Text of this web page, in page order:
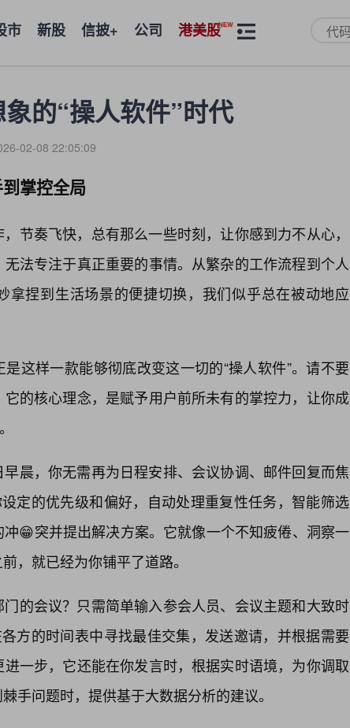
市 新股 信披+ 公司 港美股
的“操人软件”时代
02-08 22:05:09
掌控全局
节奏飞快，总有那么一些时刻，让你感到力不从心，
法专注于真正重要的事情。从繁杂的工作流程到个人
拿捏到生活场景的便捷切换，我们似乎总在被动地应
这样一款能够彻底改变这一切的“操人软件”。请不要
的核心理念，是赋予用户前所未有的掌控力，让你成
晨，你无需再为日程安排、会议协调、邮件回复而焦
定的优先级和偏好，自动处理重复性任务，智能筛选
😁突并提出解决方案。它就像一个不知疲倦、洞察一
，就已经为你铺平了道路。
的会议？只需简单输入参会人员、会议主题和大致时
方的时间表中寻找最佳交集，发送邀请，并根据需要
一步，它还能在你发言时，根据实时语境，为你调取
手问题时，提供基于大数据分析的建议。